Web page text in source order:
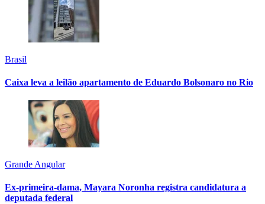
Brasil
Caixa leva a leilão apartamento de Eduardo Bolsonaro no Rio
Grande Angular
Ex-primeira-dama, Mayara Noronha registra candidatura a
deputada federal